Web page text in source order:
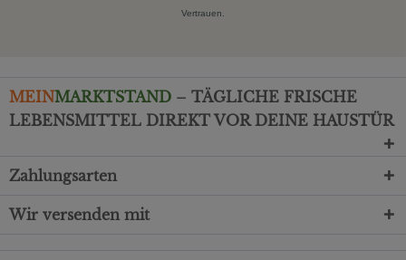
Vertrauen.
MEINMARKTSTAND – TÄGLICHE FRISCHE
LEBENSMITTEL DIREKT VOR DEINE HAUSTÜR
Zahlungsarten
Wir versenden mit